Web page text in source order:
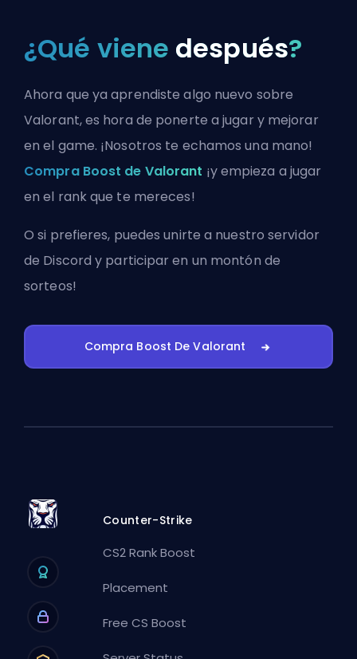
¿Qué viene después?
Ahora que ya aprendiste algo nuevo sobre
Valorant, es hora de ponerte a jugar y mejorar
en el game. ¡Nosotros te echamos una mano!
Compra Boost de Valorant ¡y empieza a jugar
en el rank que te mereces!
O si prefieres, puedesunirte a nuestro servidor
de Discord y participar en un montón de
sorteos!
Compra Boost De Valorant
Counter-Strike
CS2 Rank Boost
Placement
Free CS Boost